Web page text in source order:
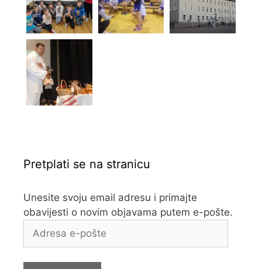
Pretplati se na stranicu
Unesite svoju email adresu i primajte
obavijesti o novim objavama putem e-pošte.
e-